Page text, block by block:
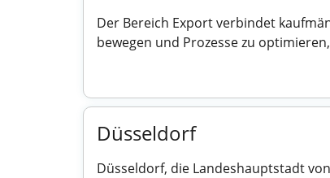
Der Bereich Export verbindet
bewegen und Prozesse zu
Düsseldorf
Düsseldorf, die Landeshauptstadt